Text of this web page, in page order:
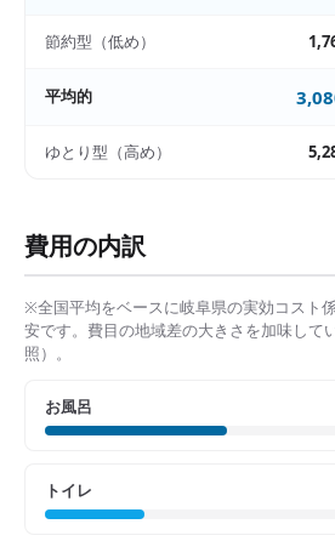
節約型（低め）
平均的
ゆとり型（高め）
費用の内訳
※全国平均をベースに岐阜県の実効コスト
安です。費目の地域差の大きさを加味して
照）。
お風呂
トイレ